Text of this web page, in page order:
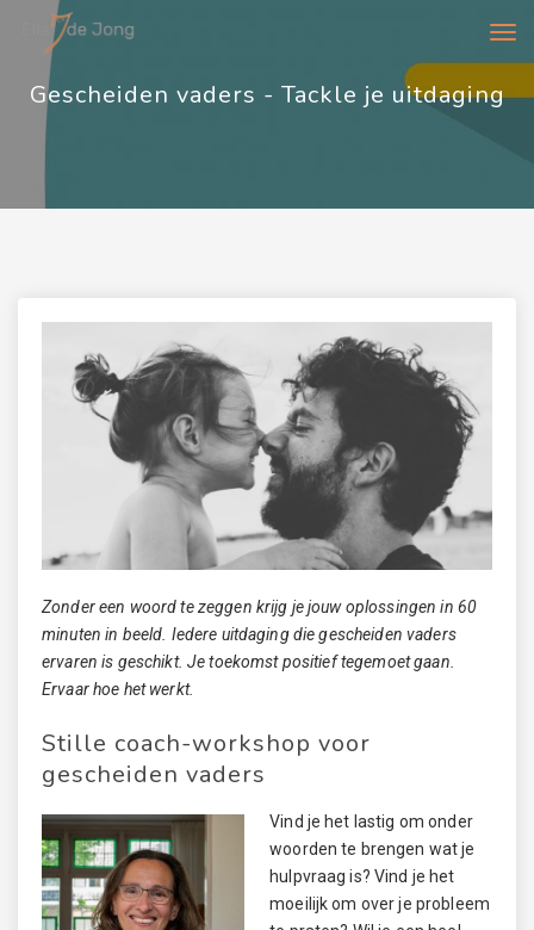
Gescheiden vaders - Tackle je uitdaging
Zonder een woord te zeggen krijg je jouw oplossingen in 60
minuten in beeld. Iedere uitdaging die gescheiden vaders
ervaren is geschikt. Je toekomst positief tegemoet gaan.
Ervaar hoe het werkt.
Stille coach-workshop voor
gescheiden vaders
Vind je het lastig om onder
woorden te brengen wat je
hulpvraag is? Vind je het
moeilijk om over je probleem